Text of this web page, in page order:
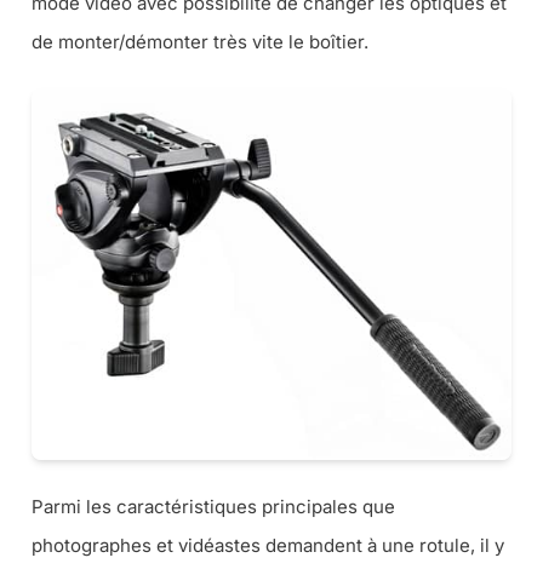
de monter/démonter très vite le boîtier.
Parmi les caractéristiques principales que
photographes et vidéastes demandent à une rotule, il y